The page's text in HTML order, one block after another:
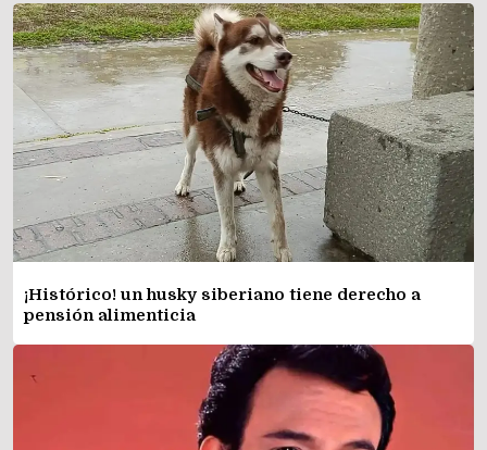
¡Histórico! un husky siberiano tiene derecho a
pensión alimenticia